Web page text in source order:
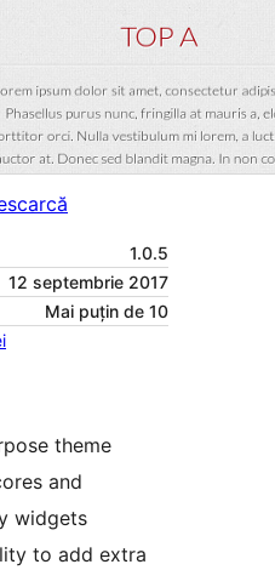
1.0.5
12 septembrie 2017
Mai puțin de 10
theme
and
widgets
to add extra